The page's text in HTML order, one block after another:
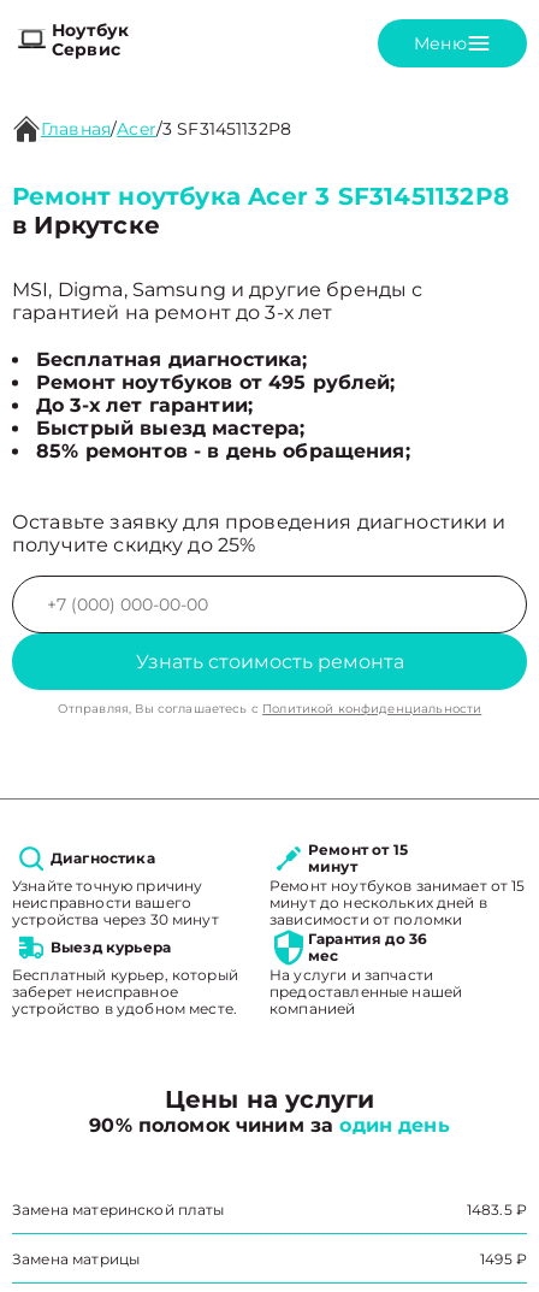
Ноутбук
Сервис
Меню
Главная/Acer/3 SF31451132P8
Ремонт ноутбука Acer 3 SF31451132P8
в Иркутске
MSI, Digma, Samsung и другие бренды с
гарантией на ремонт до 3-х лет
Бесплатная диагностика;
Ремонт ноутбуков от 495 рублей;
До 3-х лет гарантии;
Быстрый выезд мастера;
85% ремонтов - в день обращения;
Оставьте заявку для проведения диагностики и
получите скидку до 25%
Узнать стоимость ремонта
Отправляя, Вы соглашаетесь с Политикой конфиденциальности
Диагностика
Узнайте точную причину
неисправности вашего
устройства через 30 минут
Ремонт от 15
минут
Ремонт ноутбуков занимает от 15
минут до нескольких дней в
зависимости от поломки
Выезд курьера
Бесплатный курьер, который
заберет неисправное
устройство в удобном месте.
Гарантия до 36
мес
На услуги и запчасти
предоставленные нашей
компанией
Цены на услуги
90% поломок чиним заодин день
Замена материнской платы 1483.5 ₽
Замена матрицы 1495 ₽